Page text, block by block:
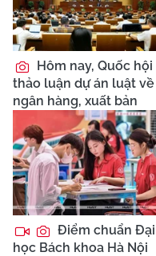
Hôm nay, Quốc hội
thảo luận dự án luật về
ngân hàng, xuất bản
Điểm chuẩn Đại
học Bách khoa Hà Nội